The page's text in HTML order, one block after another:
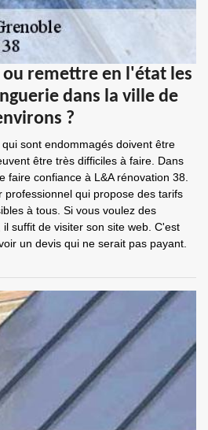
remettre en l'état les
dans la ville de
?
sont endommagés doivent être
être très difficiles à faire. Dans
faire confiance à L&A rénovation 38.
professionnel qui propose des tarifs
à tous. Si vous voulez des
suffit de visiter son site web. C'est
un devis qui ne serait pas payant.